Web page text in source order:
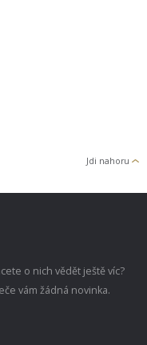
Jdi nahoru
o nich vědět ještě víc?
vám žádná novinka.